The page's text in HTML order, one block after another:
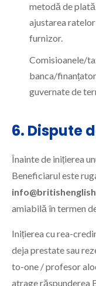
metodă de
ajustarea
furnizor.
Comisioanele/
banca/
guvernate de
6. Dispute
Înainte de inițierea
Beneficiarul este
amiabilă în termen
Inițierea cu rea-
deja prestate sau
to-one / profesor
atrage răspunderea